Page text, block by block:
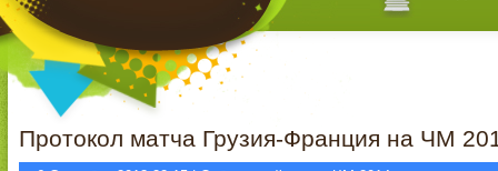
Протокол матча Грузия-Франция на ЧМ